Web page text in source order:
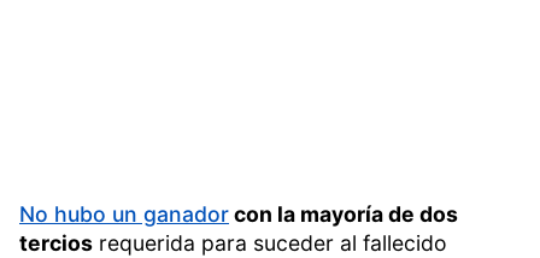
No hubo un ganadorcon la mayoría de dos
tercios requerida para suceder al fallecido